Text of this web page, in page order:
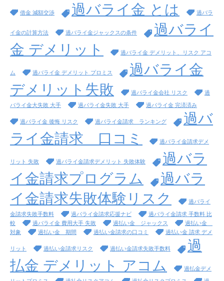
借金 減額交渉 過バライ金 とは 過バラ
イ金の計算方法 過バライ金ジャックスの条件
過バライ
金 デメリット
過バライ金 デメリット、リスク アコ
ム 過バライ金 デメリット プロミス
過バライ金
デメリット失敗
過バライ金会社 リスク 過
バライ金大失敗 大手 過バライ金失敗 大手 過バライ金 完済済み
過バライ金 後悔 リスク 過バライ金請求 ランキング
過バ
ライ金請求 口コミ
過バライ金請求デメ
リット 失敗 過バライ金請求デメリット 失敗体験
過バラ
イ金請求プログラム
過バラ
イ金請求失敗体験リスク
過バライ
金請求失敗手数料 過バライ金請求応援ナビ
過バライ金請求 手数料 比
較
過バライ金 費用大手 失敗 過払い金 ジャックス
過払い金
対象
過払い金 期間 過払い金請求の口コミ 過払い金 請求 デメ
リット 過払い金請求リスク 過払い金請求失敗手数料
過
払金 デメリット アコム
過払金デメ